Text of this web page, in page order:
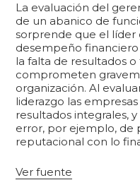
La evaluación del
de un abanico de
sorprende que el líder
desempeño
la falta de resultados
comprometen
organización. Al
liderazgo las
resultados integrales,
error, por ejemplo, de
reputacional con lo
Ver fuente